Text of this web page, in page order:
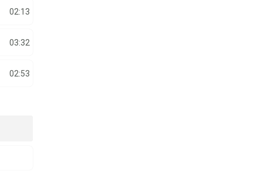
02:13
03:32
02:53